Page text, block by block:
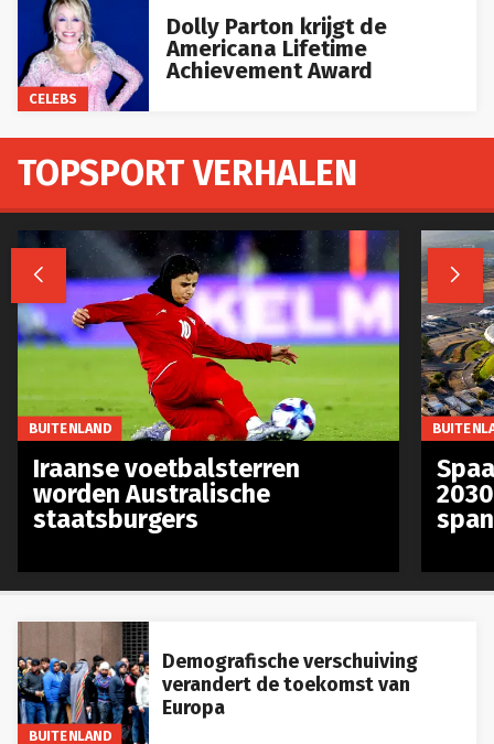
CELEBS
Dolly Parton krijgt de
Americana Lifetime
Achievement Award
BUITENLAND
Demografische verschuiving
verandert de toekomst van
Europa
TOPSPORT VERHALEN
 
BUITENLAND
Iraanse voetbalsterren
worden Australische
staatsburgers